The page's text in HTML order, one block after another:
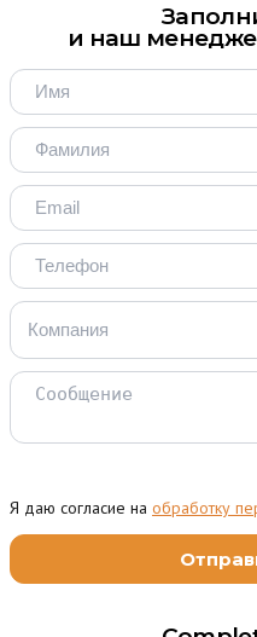
и наш
Я даю согласие на обработку